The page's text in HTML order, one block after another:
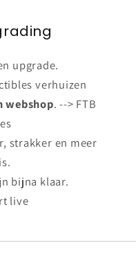
upgrade.
verhuizen
webshop. --> FTB
strakker en meer
bijna klaar.
live